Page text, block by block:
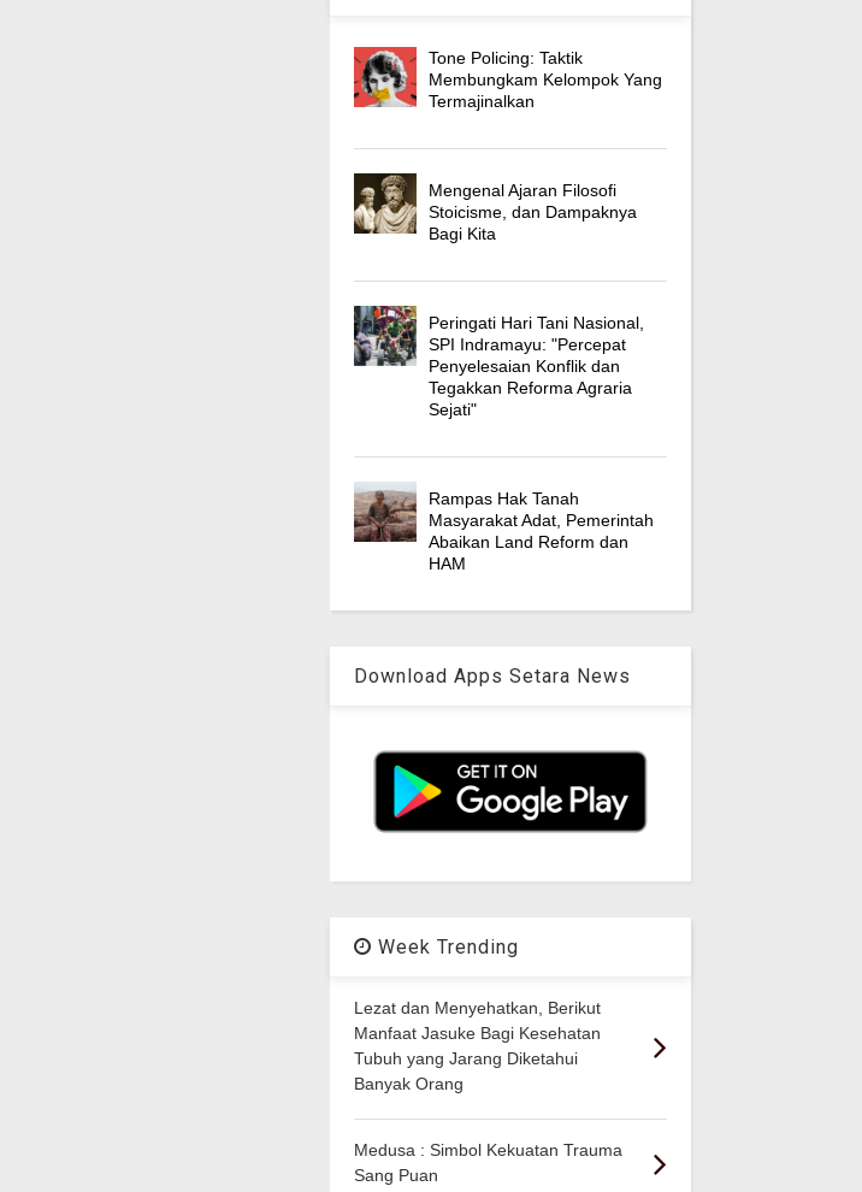
Tone Policing: Taktik
Membungkam Kelompok Yang
Termajinalkan
Mengenal Ajaran Filosofi
Stoicisme, dan Dampaknya
Bagi Kita
Peringati Hari Tani Nasional,
SPI Indramayu: "Percepat
Penyelesaian Konflik dan
Tegakkan Reforma Agraria
Sejati"
Rampas Hak Tanah
Masyarakat Adat, Pemerintah
Abaikan Land Reform dan
HAM
Download Apps Setara News
Week Trending
Lezat dan Menyehatkan, Berikut
Manfaat Jasuke Bagi Kesehatan
Tubuh yang Jarang Diketahui
Banyak Orang
Medusa : Simbol Kekuatan Trauma
Sang Puan